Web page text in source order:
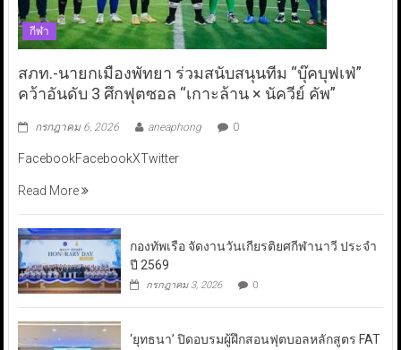
กีฬา
สภท.-นายกเมืองพัทยา ร่วมสนับสนุนทีม “บุ๊คบุฟเฟ่”
คว้าอันดับ 3 ศึกฟุตซอล “เกาะล้าน × นัควีย์ คัพ”
กรกฎาคม 6, 2026 aneaphong 0
FacebookFacebookXTwitter
Read More
กองทัพเรือ จัดงานวันเกียรติยศกีฬานาวี ประจำ
ปี 2569
กรกฎาคม 3, 2026 0
‘ยุทธนา’ ปิดอบรมผู้ฝึกสอนฟุตบอลหลักสูตร FAT